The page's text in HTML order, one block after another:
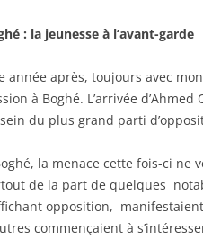
: la jeunesse à l’avant-garde
année après, toujours avec
à Boghé. L’arrivée
du plus grand parti
la menace cette fois-ci ne
de la part de quelques
opposition,
commençaient à